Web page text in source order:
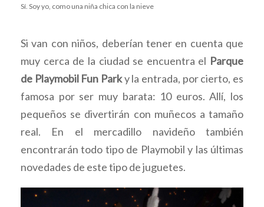
Sí. Soy yo, como una niña chica con la nieve
Si van con niños, deberían tener en cuenta que
muy cerca de la ciudad se encuentra el Parque
de Playmobil Fun Parky la entrada, por cierto, es
famosa por ser muy barata: 10 euros. Allí, los
pequeños se divertirán con muñecos a tamaño
real. En el mercadillo navideño también
encontrarán todo tipo de Playmobil y las últimas
novedades de este tipo de juguetes.